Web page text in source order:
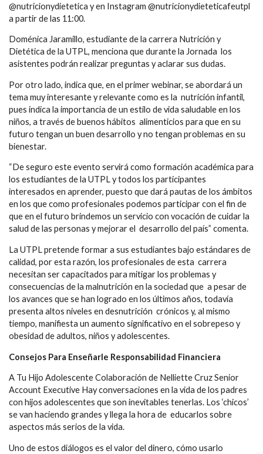
@nutricionydietetica y en Instagram @nutricionydieteticafeutpl
a partir de las 11:00.
Doménica Jaramillo, estudiante de la carrera Nutrición y
Dietética de la UTPL, menciona que durante la Jornada los
asistentes podrán realizar preguntas y aclarar sus dudas.
Por otro lado, indica que, en el primer webinar, se abordará un
tema muy interesante y relevante como es la nutrición infantil,
pues indica la importancia de un estilo de vida saludable en los
niños, a través de buenos hábitos alimenticios para que en su
futuro tengan un buen desarrollo y no tengan problemas en su
bienestar.
“De seguro este evento servirá como formación académica para
los estudiantes de la UTPL y todos los participantes
interesados en aprender, puesto que dará pautas de los ámbitos
en los que como profesionales podemos participar con el fin de
que en el futuro brindemos un servicio con vocación de cuidar la
salud de las personas y mejorar el desarrollo del país” comenta.
La UTPL pretende formar a sus estudiantes bajo estándares de
calidad, por esta razón, los profesionales de esta carrera
necesitan ser capacitados para mitigar los problemas y
consecuencias de la malnutrición en la sociedad que a pesar de
los avances que se han logrado en los últimos años, todavía
presenta altos niveles en desnutrición crónicos y, al mismo
tiempo, manifiesta un aumento significativo en el sobrepeso y
obesidad de adultos, niños y adolescentes.
Consejos Para Enseñarle Responsabilidad Financiera
A Tu Hijo Adolescente Colaboración de Nelliette Cruz Senior
Account Executive Hay conversaciones en la vida de los padres
con hijos adolescentes que son inevitables tenerlas. Los ‘chicos’
se van haciendo grandes y llega la hora de educarlos sobre
aspectos más serios de la vida.
Uno de estos diálogos es el valor del dinero, cómo usarlo